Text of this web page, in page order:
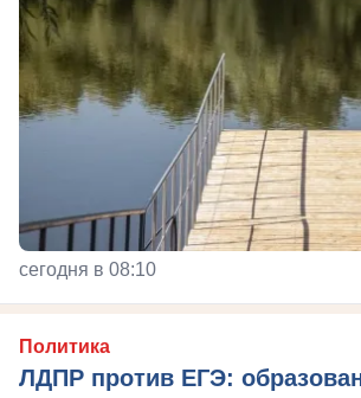
сегодня в 08:10
Политика
ЛДПР против ЕГЭ: